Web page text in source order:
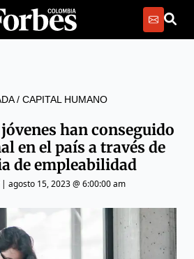
/ CAPITAL HUMANO
han conseguido
en el país a través de
de empleabilidad
| agosto 15, 2023 @ 6:00:00 am